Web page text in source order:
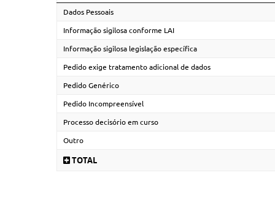
Dados Pessoais
Informação sigilosa conforme LAI
Informação sigilosa legislação específica
Pedido exige tratamento adicional de dados
Pedido Genérico
Pedido Incompreensível
Processo decisório em curso
Outro
TOTAL